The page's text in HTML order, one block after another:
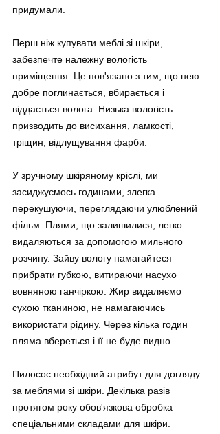
придумали.
Перш ніж купувати меблі зі шкіри,
забезпечте належну вологість
приміщення. Це пов'язано з тим, що нею
добре поглинається, вбирається і
віддається волога. Низька вологість
призводить до висихання, ламкості,
тріщин, відлущування фарби.
У зручному шкіряному кріслі, ми
засиджуємось годинами, злегка
перекушуючи, переглядаючи улюблений
фільм. Плями, що залишилися, легко
видаляються за допомогою мильного
розчину. Зайву вологу намагайтеся
прибрати губкою, витираючи насухо
вовняною ганчіркою. Жир видаляємо
сухою тканиною, не намагаючись
використати рідину. Через кілька годин
пляма вбереться і її не буде видно.
Пилосос необхідний атрибут для догляду
за меблями зі шкіри. Декілька разів
протягом року обов'язкова обробка
спеціальними складами для шкіри.